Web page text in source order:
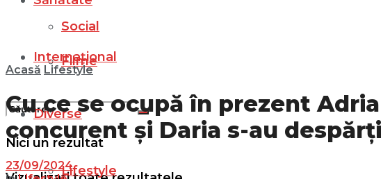
Social
Filme
Nici un rezultat
Internațional
Diverse
Lifestyle
Acasă Lifestyle
Cu ce se ocupă în prezent
concurent și Daria s-au
23/09/2024